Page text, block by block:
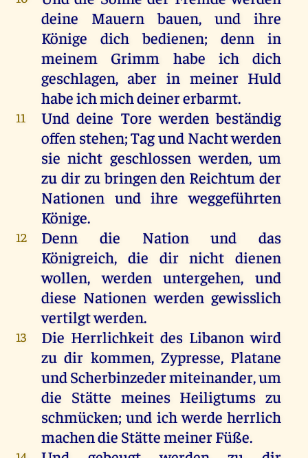
deine
Mauern bauen,und
ihre
Könige
dichbedienen;denn
in
meinem
Grimm habe ich
dich
geschlagen,aber in meiner Huld
habeichmichdeinererbarmt.
11 Und deine Tore werden beständig
offen stehen;Tagund Nachtwerden
sie nicht geschlossen werden,um
zu dir zu bringen den Reichtum der
Nationen und ihre weggeführten
Könige.
12 Denn die Nationund
das
Königreich, die dir nicht dienen
wollen,werden untergehen,und
diese Nationenwerdengewisslich
vertilgtwerden.
13 Die Herrlichkeit des Libanon wird
zu dir kommen, Zypresse, Platane
undScherbinzedermiteinander,um
die Stätte meines Heiligtums zu
schmücken;und ich werde herrlich
machendie StättemeinerFüße.